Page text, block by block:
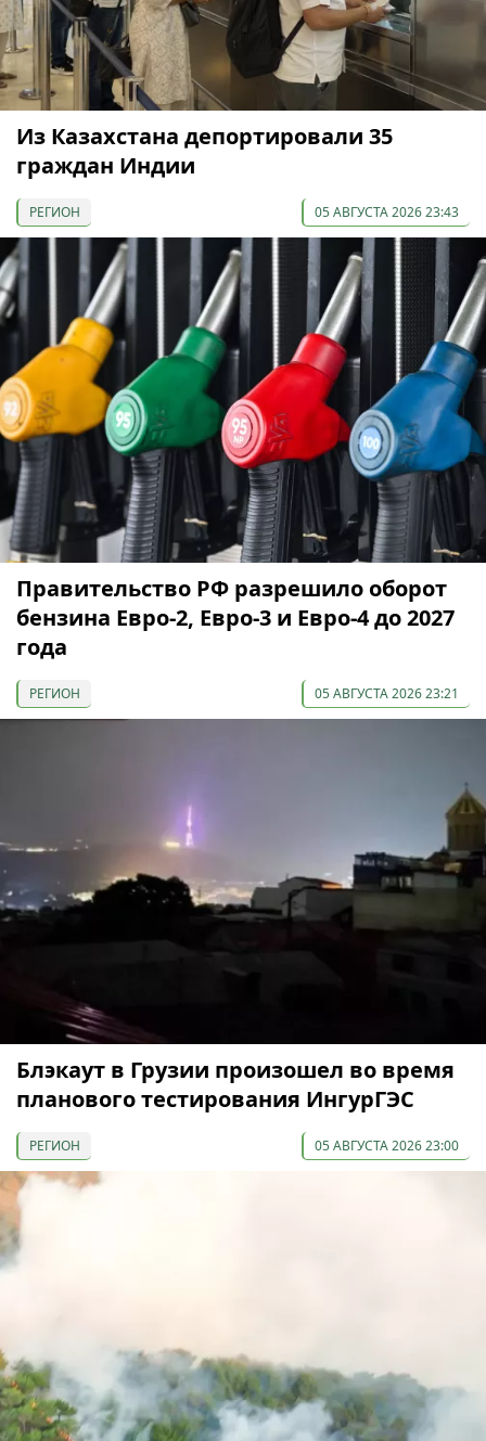
Из Казахстана депортировали 35
граждан Индии
РЕГИОН 05 АВГУСТА 2026 23:43
Правительство РФ разрешило оборот
бензина Евро-2, Евро-3 и Евро-4 до 2027
года
РЕГИОН 05 АВГУСТА 2026 23:21
Блэкаут в Грузии произошел во время
планового тестирования ИнгурГЭС
РЕГИОН 05 АВГУСТА 2026 23:00